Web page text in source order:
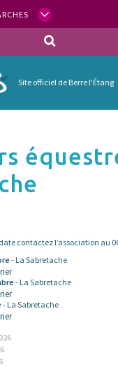
Site officiel de Berre l'Étang
contactez l’association au
- La Sabretache
- La Sabretache
- La Sabretache